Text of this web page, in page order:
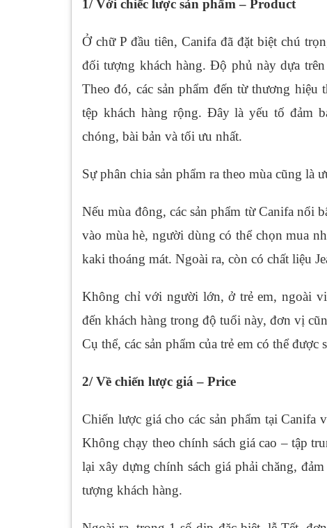
1/ Với chiếc lược sản phẩm – Product
Ở chữ P đầu tiên, Canifa đã đặt biệt chú
đối tượng khách hàng. Độ phủ này dựa
Theo đó, các sản phẩm đến từ thương
tệp khách hàng rộng. Đây là yếu tố đảm
chóng, bài bản và tối ưu nhất.
Sự phân chia sản phẩm ra theo mùa cũng là
Nếu mùa đông, các sản phẩm từ Canifa nổi
vào mùa hè, người dùng có thể chọn mua
kaki thoáng mát. Ngoài ra, còn có chất liệu
Không chỉ với người lớn, ở trẻ em, ngoài
đến khách hàng trong độ tuổi này, đơn vị
Cụ thể, các sản phẩm của trẻ em có thể
2/ Về chiến lược giá – Price
Chiến lược giá cho các sản phẩm tại
Không chạy theo chính sách giá cao – tập
lại xây dựng chính sách giá phải chăng,
tượng khách hàng.